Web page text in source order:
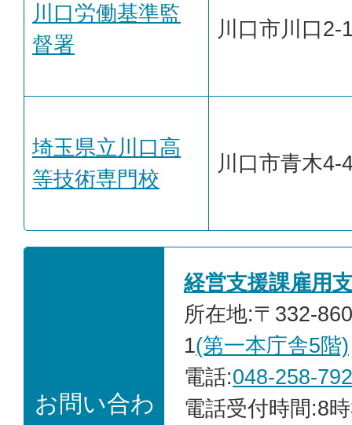
川口労働基準監
督署
川口市川口2-
埼玉県立川口高
等技術専門校
川口市青木4-
お問い合わ
経営支援課雇用
所在地:〒332-
1(第一本庁舎5階)
電話:048-258-
電話受付時間:8